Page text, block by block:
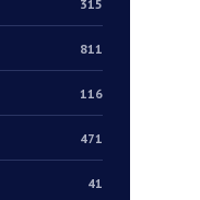
315
811
116
471
41